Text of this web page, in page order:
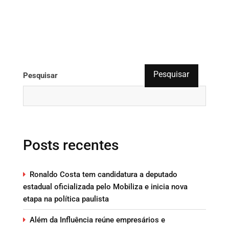
Pesquisar Pesquisar
Posts recentes
Ronaldo Costa tem candidatura a deputado
estadual oficializada pelo Mobiliza e inicia nova
etapa na política paulista
Além da Influência reúne empresários e